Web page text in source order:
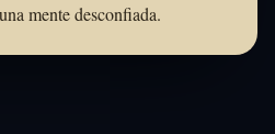
mente desconfiada.